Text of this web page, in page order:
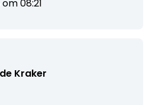
08:21
Kraker